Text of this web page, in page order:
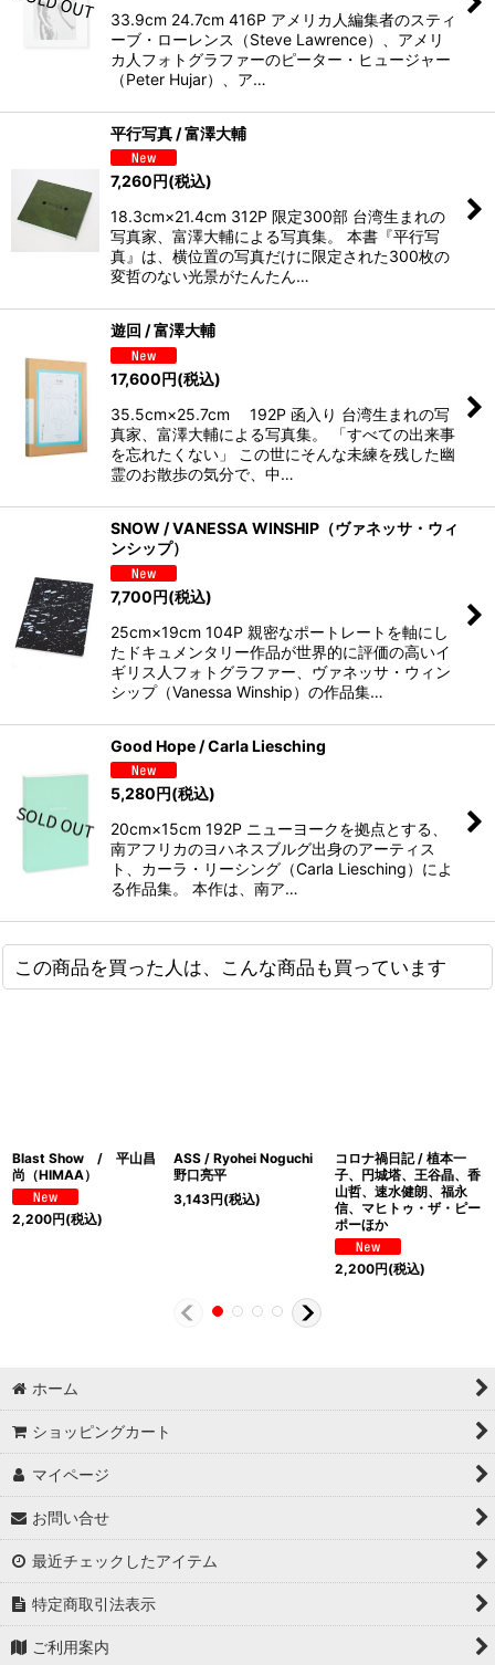
33.9cm 24.7cm 416P アメリカ人編集者のスティ
ーブ・ローレンス（Steve Lawrence）、アメリ
カ人フォトグラファーのピーター・ヒュージャー
（Peter Hujar）、ア…
平行写真 / 富澤大輔
7,260円(税込)
18.3cm×21.4cm 312P 限定300部 台湾生まれの
写真家、富澤大輔による写真集。 本書『平行写
真』は、横位置の写真だけに限定された300枚の
変哲のない光景がたんたん…
遊回 / 富澤大輔
17,600円(税込)
35.5cm×25.7cm 192P 函入り 台湾生まれの写
真家、富澤大輔による写真集。 「すべての出来事
を忘れたくない」 この世にそんな未練を残した幽
霊のお散歩の気分で、中…
SNOW / VANESSA WINSHIP（ヴァネッサ・ウィ
ンシップ）
7,700円(税込)
25cm×19cm 104P 親密なポートレートを軸にし
たドキュメンタリー作品が世界的に評価の高いイ
ギリス人フォトグラファー、ヴァネッサ・ウィン
シップ（Vanessa Winship）の作品集…
Good Hope / Carla Liesching
5,280円(税込)
20cm×15cm 192P ニューヨークを拠点とする、
南アフリカのヨハネスブルグ出身のアーティス
ト、カーラ・リーシング（Carla Liesching）によ
る作品集。 本作は、南ア…
この商品を買った人は、こんな商品も買っています
Blast Show / 平山昌
尚（HIMAA）
2,200円(税込)
ASS / Ryohei Noguchi
野口亮平
3,143円(税込)
コロナ禍日記 / 植本一
子、円城塔、王谷晶、香
山哲、速水健朗、福永
信、マヒトゥ・ザ・ピー
ポーほか
2,200円(税込)
ホーム
ショッピングカート
マイページ
お問い合せ
最近チェックしたアイテム
特定商取引法表示
ご利用案内